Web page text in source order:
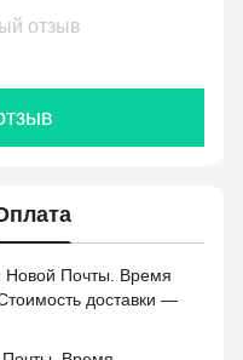
отзыв
Новой Почты. Время
доставки —